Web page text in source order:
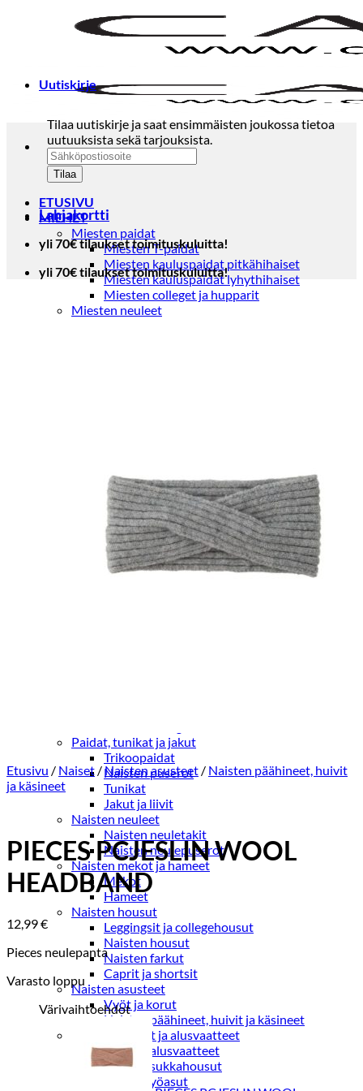
ETUSIVU
MIEHET
Miesten paidat
Miesten T-paidat
Miesten kauluspaidat pitkähihaiset
Miesten kauluspaidat lyhythihaiset
Miesten colleget ja hupparit
Miesten neuleet
Miesten asusteet
Vyöt ja olkaimet
Solmiot, rusetit ja taskuliinat
Miesten päähineet, huivit ja käsineet
Miesten yöasut ja alusvaatteet
Miesten alusvaatteet
Miesten sukat
Paidat, tunikat ja jakut
Trikoopaidat
Naisten puserot
Tunikat
Jakut ja liivit
Naisten neuleet
Naisten neuletakit
Naisten neulepuserot
Naisten mekot ja hameet
Mekot
Hameet
Naisten housut
Leggingsit ja collegehousut
Naisten housut
Naisten farkut
Caprit ja shortsit
Naisten asusteet
Vyöt ja korut
Naisten päähineet, huivit ja käsineet
Naisten yöasut ja alusvaatteet
Naisten alusvaatteet
Sukat ja sukkahousut
Naisten yöasut
Uutiskirje
Tilaa uutiskirje ja saat ensimmäisten joukossa tietoa
uutuuksista sekä tarjouksista.
Lahjakortti
yli 70€ tilaukset toimituskuluitta!
yli 70€ tilaukset toimituskuluitta!
Etusivu / Naiset /Naisten asusteet / Naisten päähineet, huivit
ja käsineet
PIECES PCJESLIN WOOL
HEADBAND
12,99€
Pieces neulepanta
Varasto loppu
Värivaihtoehdot